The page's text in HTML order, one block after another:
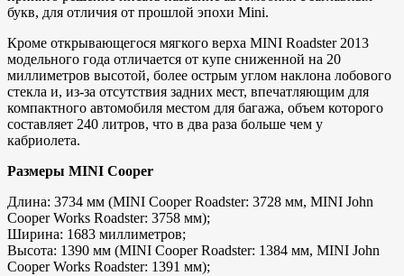
букв, для отличия от прошлой эпохи Mini.
Кроме открывающегося мягкого верха MINI Roadster 2013
модельного года отличается от купе сниженной на 20
миллиметров высотой, более острым углом наклона лобового
стекла и, из-за отсутствия задних мест, впечатляющим для
компактного автомобиля местом для багажа, объем которого
составляет 240 литров, что в два раза больше чем у
кабриолета.
Размеры MINI Cooper
Длина: 3734 мм (MINI Cooper Roadster: 3728 мм, MINI John
Cooper Works Roadster: 3758 мм);
Ширина: 1683 миллиметров;
Высота: 1390 мм (MINI Cooper Roadster: 1384 мм, MINI John
Cooper Works Roadster: 1391 мм);